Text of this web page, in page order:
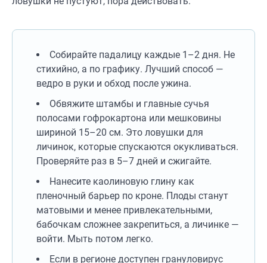
Собирайте падалицу каждые 1–2 дня. Не
стихийно, а по графику. Лучший способ —
ведро в руки и обход после ужина.
Обвяжите штамбы и главные сучья
полосами гофрокартона или мешковины
шириной 15–20 см. Это ловушки для
личинок, которые спускаются окукливаться.
Проверяйте раз в 5–7 дней и сжигайте.
Нанесите каолиновую глину как
пленочный барьер по кроне. Плоды станут
матовыми и менее привлекательными,
бабочкам сложнее закрепиться, а личинке —
войти. Мыть потом легко.
Если в регионе доступен грануловирус